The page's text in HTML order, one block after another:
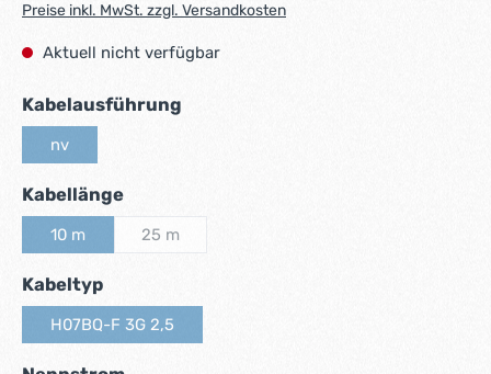
Preise inkl. MwSt. zzgl. Versandkosten
Aktuell nicht verfügbar
Kabelausführung
nv
Kabellängeauswählen
10 m 25 m
Kabeltypauswählen
H07BQ-F 3G 2,5
(Diese Option ist zurzeit nicht verfügbar.)